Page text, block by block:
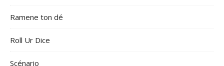
Ramene ton dé
Roll Ur Dice
Scénario